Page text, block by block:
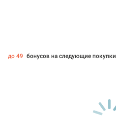
до 49 бонусов на следующие покупки